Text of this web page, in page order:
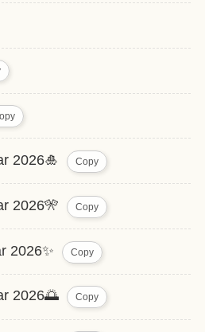
2026🎍 Copy
2026🎌 Copy
2026✨ Copy
2026🌅 Copy